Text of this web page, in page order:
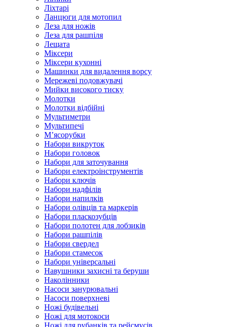
Ліхтарі
Ланцюги для мотопил
Леза для ножів
Леза для рашпіля
Лещата
Міксери
Міксери кухонні
Машинки для видалення ворсу
Мережеві подовжувачі
Мийки високого тиску
Молотки
Молотки відбійні
Мультиметри
Мультипечі
М’ясорубки
Набори викруток
Набори головок
Набори для заточування
Набори електроінструментів
Набори ключів
Набори надфілів
Набори напилків
Набори олівців та маркерів
Набори пласкозубців
Набори полотен для лобзиків
Набори рашпілів
Набори свердел
Набори стамесок
Набори універсальні
Навушники захисні та беруши
Наколінники
Насоси занурювальні
Насоси поверхневі
Ножі будівельні
Ножі для мотокоси
Ножі для рубанків та рейсмусів